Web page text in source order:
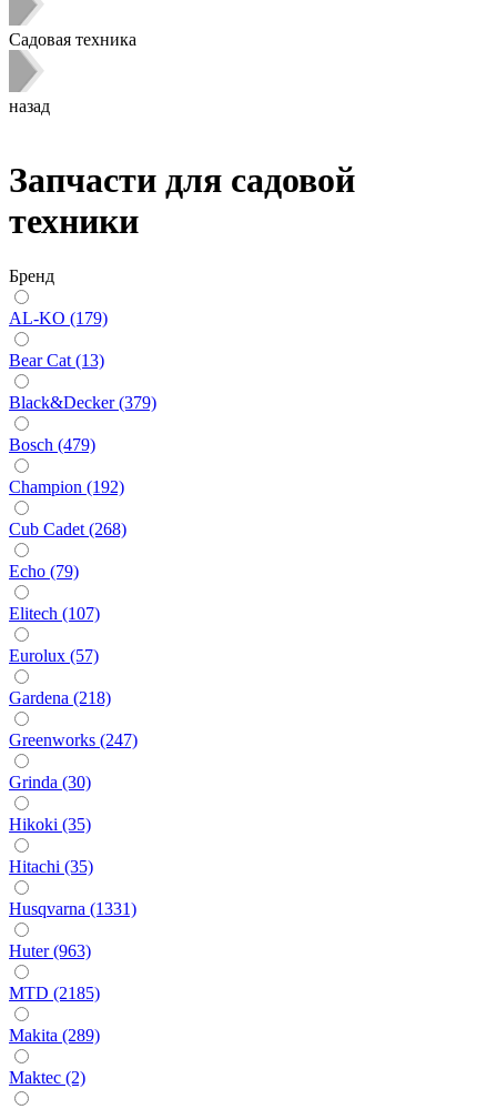
Садовая техника
назад
Запчасти для садовой
техники
Бренд
AL-KO (179)
Bear Cat (13)
Black&Decker (379)
Bosch (479)
Champion (192)
Cub Cadet (268)
Echo (79)
Elitech (107)
Eurolux (57)
Gardena (218)
Greenworks (247)
Grinda (30)
Hikoki (35)
Hitachi (35)
Husqvarna (1331)
Huter (963)
MTD (2185)
Makita (289)
Maktec (2)